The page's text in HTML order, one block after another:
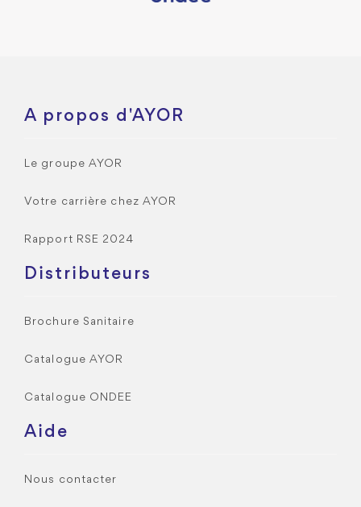
A propos d'AYOR
Le groupe AYOR
Votre carrière chez AYOR
Rapport RSE 2024
Distributeurs
Brochure Sanitaire
Catalogue AYOR
Catalogue ONDEE
Aide
Nous contacter